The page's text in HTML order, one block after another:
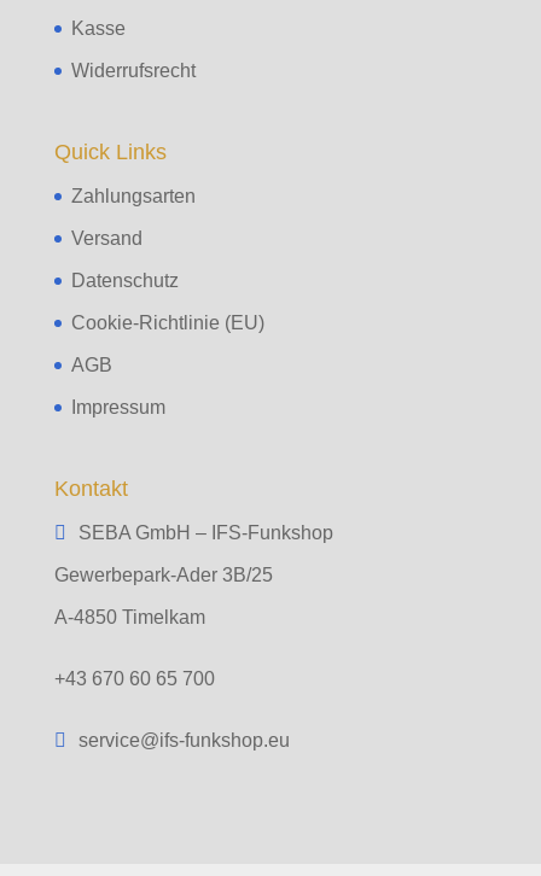
Kasse
Widerrufsrecht
Quick Links
Zahlungsarten
Versand
Datenschutz
Cookie-Richtlinie (EU)
AGB
Impressum
Kontakt
SEBA GmbH – IFS-Funkshop
Gewerbepark-Ader 3B/25
A-4850 Timelkam
+43 670 60 65 700
service@ifs-funkshop.eu